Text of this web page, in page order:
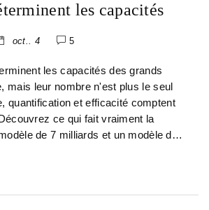
les capacités
oct.. 4 5
les capacités des grands
mais leur nombre n'est plus le seul
quantification et efficacité comptent
ce qui fait vraiment la
de 7 milliards et un modèle de 2